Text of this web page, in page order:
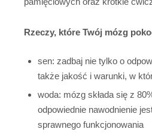
Rzeczy, które Twój mózg
sen: zadbaj nie tylko o
także jakość i warunki, w
woda: mózg składa się z
odpowiednie nawodnienie
sprawnego funkcjonowania